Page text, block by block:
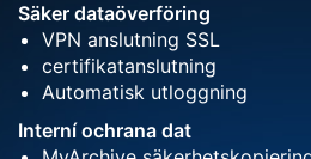
Säker dataöverföring
VPN anslutning SSL
certifikatanslutning
Automatisk utloggning
Interní ochrana dat